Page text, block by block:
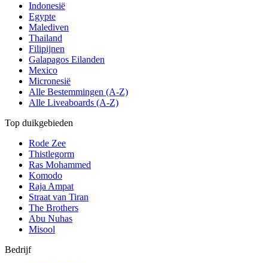
Indonesië
Egypte
Malediven
Thailand
Filipijnen
Galapagos Eilanden
Mexico
Micronesië
Alle Bestemmingen (A-Z)
Alle Liveaboards (A-Z)
Top duikgebieden
Rode Zee
Thistlegorm
Ras Mohammed
Komodo
Raja Ampat
Straat van Tiran
The Brothers
Abu Nuhas
Misool
Bedrijf